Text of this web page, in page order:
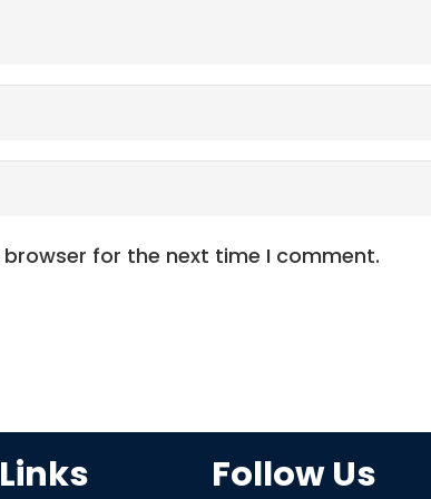
for the next time I comment.
Follow Us